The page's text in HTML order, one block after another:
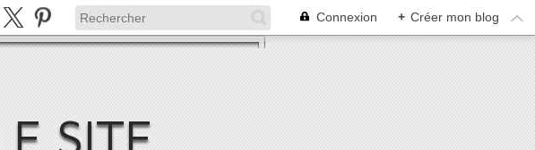
Connexion + Créer mon blog
SITE